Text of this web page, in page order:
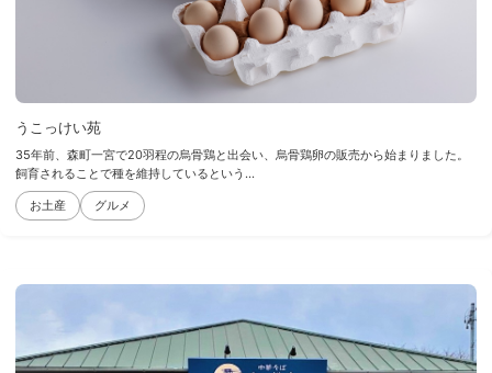
うこっけい苑
35年前、森町一宮で20羽程の烏骨鶏と出会い、烏骨鶏卵の販売から始まりました。
飼育されることで種を維持しているという...
お土産 グルメ